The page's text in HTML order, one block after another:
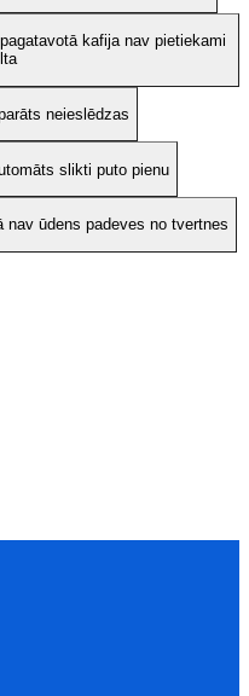
kafija nav pietiekami
neieslēdzas
slikti puto pienu
nav ūdens padeves no tvertnes